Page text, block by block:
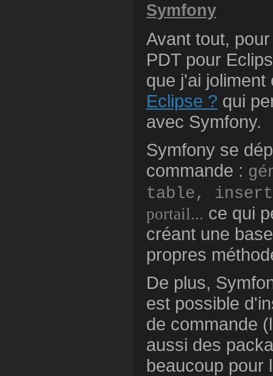
Symfony
Avant tout,
PDT pour
que j'ai
Eclipse ? qui
avec Symfony.
Symfony se
commande :
table,
portail... ce qui
créant une
propres
De plus,
est possible
de commande
aussi des
beaucoup